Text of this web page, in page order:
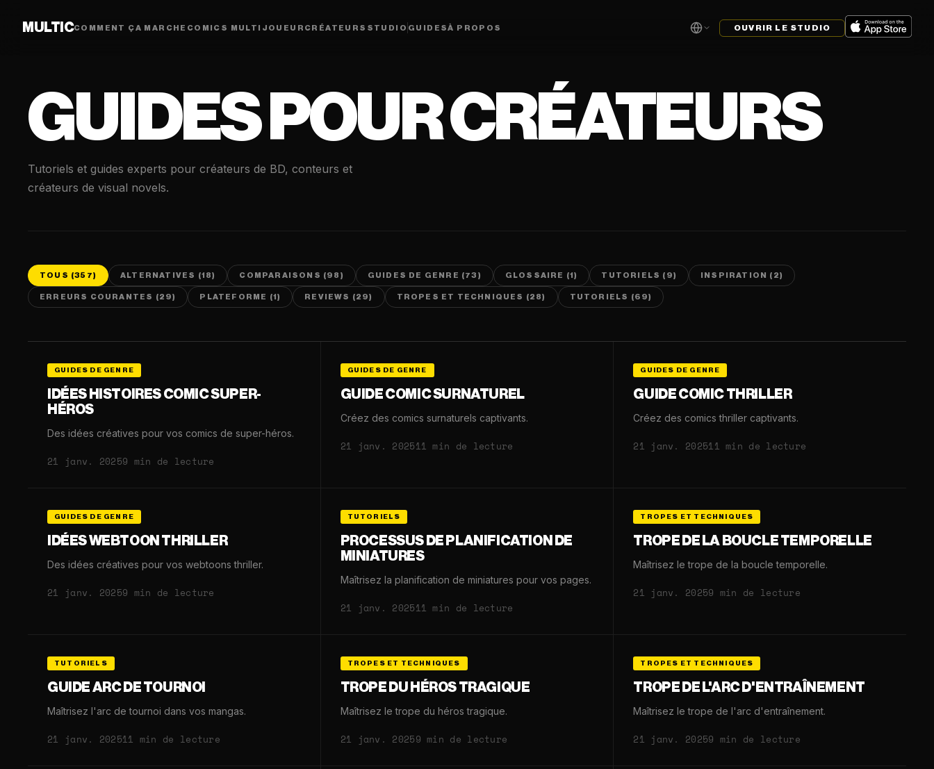
MULTICCOMMENT ÇA MARCHE COMICS MULTIJOUEUR CRÉATEURS STUDIO GUIDESÀ PROPOS OUVRIR LE STUDIO
GUIDES POUR CRÉATEURS
Tutoriels et guides experts pour créateurs de BD, conteurs et
créateurs de visual novels.
TOUS (357) ALTERNATIVES (18) COMPARAISONS (98) GUIDES DE GENRE (73) GLOSSAIRE (1) TUTORIELS (9) INSPIRATION (2)
ERREURS COURANTES (29) PLATEFORME (1) REVIEWS (29) TROPES ET TECHNIQUES (28) TUTORIELS (69)
GUIDES DE GENRE
IDÉES HISTOIRES COMIC SUPER-
HÉROS
Des idées créatives pour vos comics de super-héros.
21 janv. 20259 min de lecture
GUIDES DE GENRE
GUIDE COMIC SURNATUREL
Créez des comics surnaturels captivants.
21 janv. 202511 min de lecture
GUIDES DE GENRE
GUIDE COMIC THRILLER
Créez des comics thriller captivants.
21 janv. 202511 min de lecture
GUIDES DE GENRE
IDÉES WEBTOON THRILLER
Des idées créatives pour vos webtoons thriller.
21 janv. 20259 min de lecture
TUTORIELS
PROCESSUS DE PLANIFICATION DE
MINIATURES
Maîtrisez la planification de miniatures pour vos pages.
21 janv. 202511 min de lecture
TROPES ET TECHNIQUES
TROPE DE LA BOUCLE TEMPORELLE
Maîtrisez le trope de la boucle temporelle.
21 janv. 20259 min de lecture
TUTORIELS
GUIDE ARC DE TOURNOI
Maîtrisez l'arc de tournoi dans vos mangas.
21 janv. 202511 min de lecture
TROPES ET TECHNIQUES
TROPE DU HÉROS TRAGIQUE
Maîtrisez le trope du héros tragique.
21 janv. 20259 min de lecture
TROPES ET TECHNIQUES
TROPE DE L'ARC D'ENTRAÎNEMENT
Maîtrisez le trope de l'arc d'entraînement.
21 janv. 20259 min de lecture